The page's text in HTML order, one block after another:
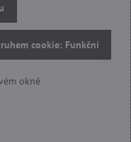
cookie: Funkční
okně